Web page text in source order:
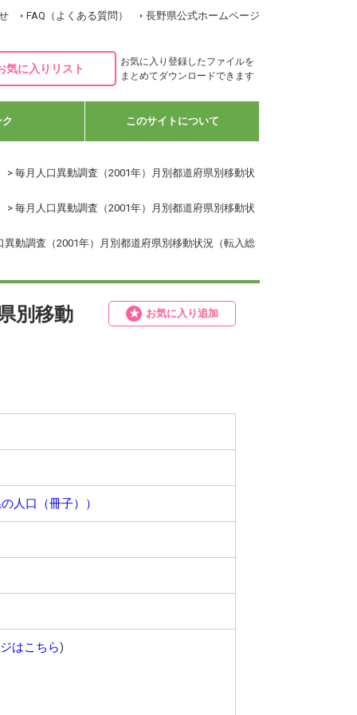
FAQ（よくある質問） 長野県公式ホームページ
気に入りリスト
お気に入り登録したファイルを
まとめてダウンロードできます
ク このサイトについて
> 毎月人口異動調査（2001年）月別都道府県別移動状
> 毎月人口異動調査（2001年）月別都道府県別移動状
異動調査（2001年）月別都道府県別移動状況（転入総
別移動
お気に入り追加
人口（冊子））
はこちら)